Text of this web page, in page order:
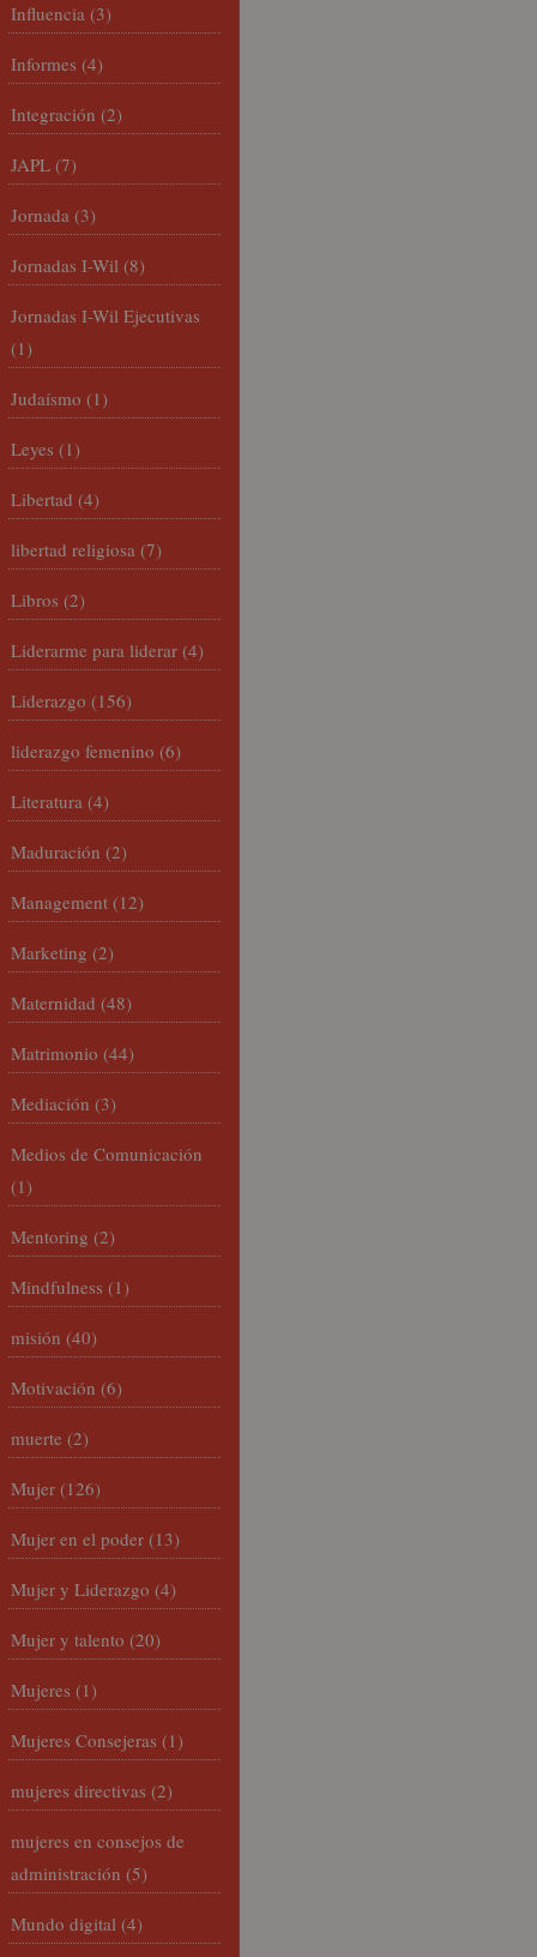
Influencia (3)
Informes (4)
Integración (2)
JAPL (7)
Jornada (3)
Jornadas I-Wil (8)
Jornadas I-Wil Ejecutivas
(1)
Judaísmo (1)
Leyes (1)
Libertad (4)
libertad religiosa (7)
Libros (2)
Liderarme para liderar (4)
Liderazgo (156)
liderazgo femenino (6)
Literatura (4)
Maduración (2)
Management (12)
Marketing (2)
Maternidad (48)
Matrimonio (44)
Mediación (3)
Medios de Comunicación
(1)
Mentoring (2)
Mindfulness (1)
misión (40)
Motivación (6)
muerte (2)
Mujer (126)
Mujer en el poder (13)
Mujer y Liderazgo (4)
Mujer y talento (20)
Mujeres (1)
Mujeres Consejeras (1)
mujeres directivas (2)
mujeres en consejos de
administración (5)
Mundo digital (4)